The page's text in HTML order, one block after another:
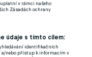
v rámci našeho
Zásadách ochrany
údaje s tímto cílem:
identifikačních
nebo přístup k informacím v